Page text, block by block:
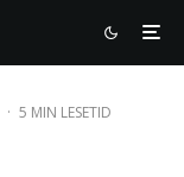
· 5 MIN LESETID